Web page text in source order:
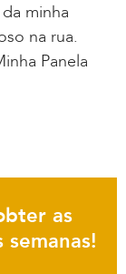
minha
na rua.
Panela
as